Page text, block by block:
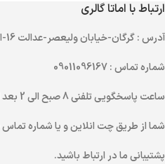
ارتباط با اماتا گالری
آدرس: گرگان-خیابان ولیعصر-عدالت 16-اماتا گالری
شماره تماس: 09011096167
ساعت پاسخگویی تلفنی
شما از طریقچت انلاینو یاشماره تماس
پشتیبانی ما در ارتباط باشید.